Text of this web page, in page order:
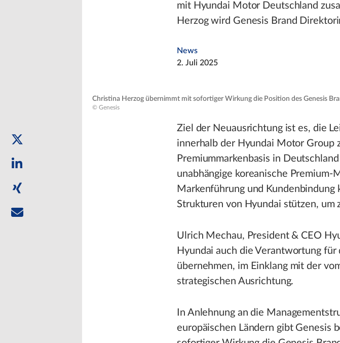
mit Hyundai Motor Deutschland
Herzog wird Genesis Brand
News
2. Juli 2025
Christina Herzog übernimmt mit sofortiger Wirkung die Position des Genesis
© Genesis
Ziel der Neuausrichtung ist es, die
innerhalb der Hyundai Motor Group
Premiummarkenbasis in
unabhängige koreanische Premium-
Markenführung und
Strukturen von Hyundai stützen, um
Ulrich Mechau, President & CEO
Hyundai auch die Verantwortung
übernehmen, im Einklang mit der
strategischen Ausrichtung.
In Anlehnung an die
europäischen Ländern gibt Genesis